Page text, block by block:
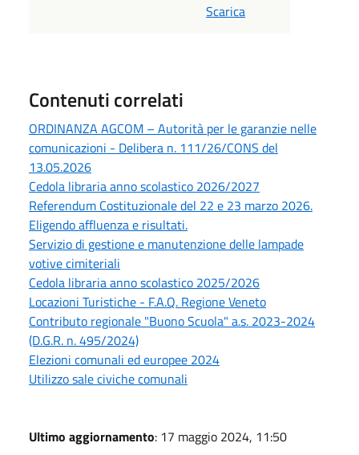
Scarica
Contenuti correlati
ORDINANZA AGCOM – Autorità per le garanzie nelle
comunicazioni - Delibera n. 111/26/CONS del
13.05.2026
Cedola libraria anno scolastico 2026/2027
Referendum Costituzionale del 22 e 23 marzo 2026.
Eligendo affluenza e risultati.
Servizio di gestione e manutenzione delle lampade
votive cimiteriali
Cedola libraria anno scolastico 2025/2026
Locazioni Turistiche - F.A.Q. Regione Veneto
Contributo regionale "Buono Scuola" a.s. 2023-2024
(D.G.R. n. 495/2024)
Elezioni comunali ed europee 2024
Utilizzo sale civiche comunali
Ultimo aggiornamento: 17 maggio 2024, 11:50